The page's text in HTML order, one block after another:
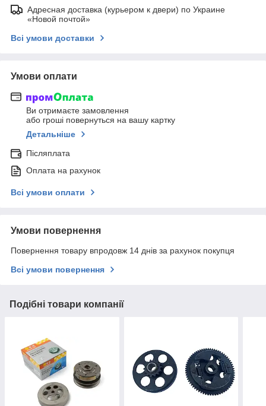
Адресная доставка (курьером к двери) по Украине
«Новой почтой»
Всі умови доставки
Умови оплати
Ви отримаєте замовлення
або гроші повернуться на вашу картку
Детальніше
Післяплата
Оплата на рахунок
Всі умови оплати
Умови повернення
Повернення товару впродовж 14 днів за рахунок покупця
Всі умови повернення
Подібні товари компанії